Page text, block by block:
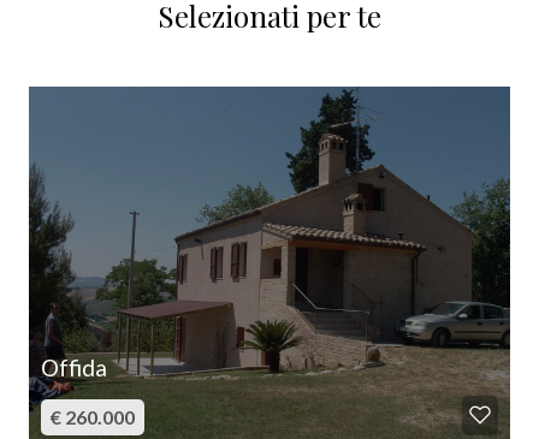
Selezionati per te
Offida
€ 260.000
Bagni
minimi
Qualsiasi
1